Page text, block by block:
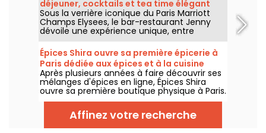
du Shangri-La dans le 16e.
déjeuner, cocktails et tea time élégant
Sous la verrière iconique du Paris Marriott
Champs Elysees, le bar-restaurant Jenny
dévoile une expérience unique, entre
héritage couture et gastronomie
contemporaine. Déjeuner raffiné, tea time
élégant, cocktails signature et dîners
inspirés : une adresse parisienne où chaque
instant devient un moment d’exception,
tous les jours jusqu’à minuit.
Épices Shira ouvre sa première épicerie à
Paris dédiée aux épices et à la cuisine
méditerranéenne
Après plusieurs années à faire découvrir ses
mélanges d'épices en ligne, Épices Shira
ouvre sa première boutique physique à Paris.
Dès septembre 2026, l'enseigne investit le
Marché Saint-Martin, dans le 10e
arrondissement, avec une épicerie, une
offre de plats méditerranéens à emporter
Affinez votre recherche